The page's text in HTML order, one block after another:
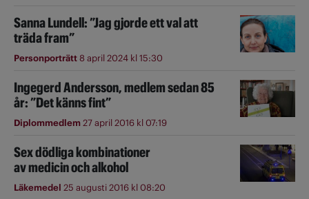
Sanna Lundell: ”Jag gjorde ett val att
träda fram”
Personporträtt8 april 2024 kl 15:30
Ingegerd Andersson, medlem sedan 85
år: ”Det känns fint”
Diplommedlem27 april 2016 kl 07:19
Sex dödliga kombinationer
av medicin och alkohol
Läkemedel 25 augusti 2016 kl 08:20